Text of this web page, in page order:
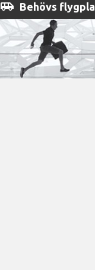
airport_shuttle Behövs